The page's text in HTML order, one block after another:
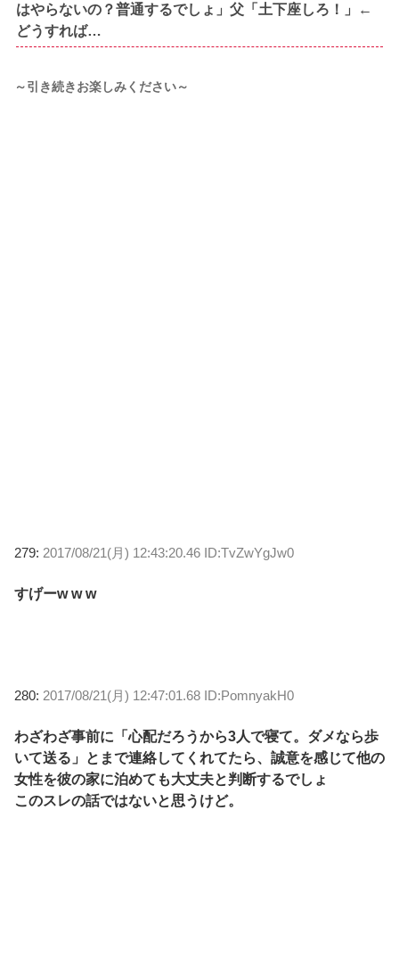
はやらないの？普通するでしょ」父「土下座しろ！」←
どうすれば…
～引き続きお楽しみください～
279: 2017/08/21(月) 12:43:20.46 ID:TvZwYgJw0
すげーw w w
280: 2017/08/21(月) 12:47:01.68 ID:PomnyakH0
わざわざ事前に「心配だろうから3人で寝て。ダメなら歩
いて送る」とまで連絡してくれてたら、誠意を感じて他の
女性を彼の家に泊めても大丈夫と判断するでしょ
このスレの話ではないと思うけど。